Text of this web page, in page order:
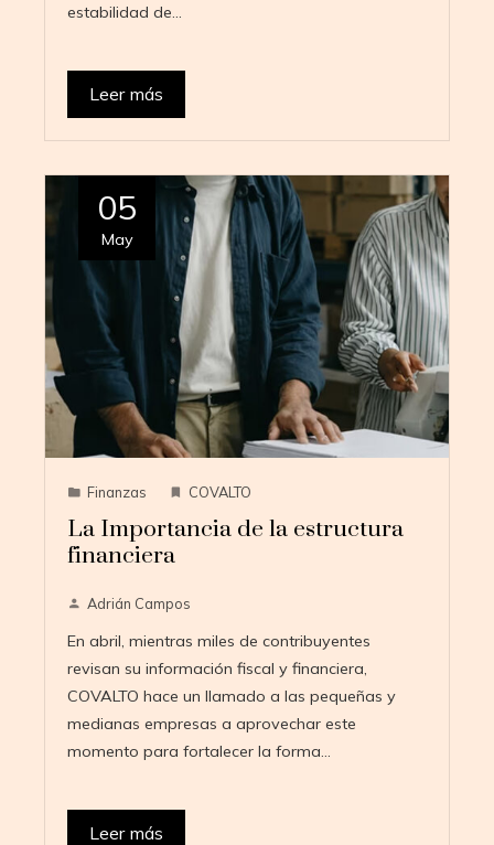
estabilidad de…
Leer más
05
May
Finanzas COVALTO
La Importancia de la estructura
financiera
Adrián Campos
En abril, mientras miles de contribuyentes
revisan su información fiscal y financiera,
COVALTO hace un llamado a las pequeñas y
medianas empresas a aprovechar este
momento para fortalecer la forma…
Leer más